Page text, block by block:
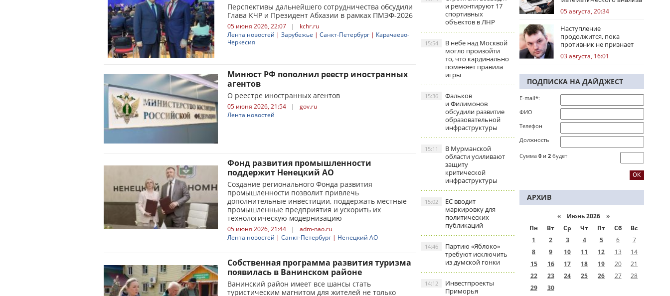
Перспективы дальнейшего сотрудничества обсудили
Глава КЧР и Президент Абхазии в рамках ПМЭФ-2026
05 июня 2026, 22:07 |
kchr.ru
Лента новостей | Зарубежье | Санкт-Петербург | Карачаево-
Черкесия
Минюст РФ пополнил реестр иностранных
агентов
О реестре иностранных агентов
05 июня 2026, 21:54 |
gov.ru
Лента новостей
Фонд развития промышленности
поддержит Ненецкий АО
Создание регионального Фонда развития
промышленности позволит привлечь
дополнительные инвестиции, поддержать местные
промышленные предприятия и ускорить их
технологическую модернизацию
05 июня 2026, 21:44 |
adm-nao.ru
Лента новостей | Санкт-Петербург | Ненецкий АО
Собственная программа развития туризма
появилась в Ванинском районе
Ванинский район имеет все шансы стать
туристическим магнитом для жителей не только
и ремонтируют 17
спортивных
объектов в ЛНР
В небе над Москвой
могло произойти
то, что кардинально
поменяет правила
игры
15:54
Фальков
и Филимонов
обсудили развитие
образовательной
инфраструктуры
15:36
В Мурманской
области усиливают
защиту
критической
инфраструктуры
15:11
ЕС вводит
маркировку для
политических
публикаций
15:02
Партию «Яблоко»
требуют исключить
из думской гонки
14:46
Инвестпроекты
Приморья
14:12
избирательных кампаний
05 августа, 20:34
Наступление
продолжится, пока
противник не признает
стратегическое
поражение
03 августа, 16:01
ПОДПИСКА НА ДАЙДЖЕСТ
E-mail*:
ФИО
Телефон
Должность
Сумма 0 и 2 будет
АРХИВ
« Июнь 2026 »
Пн
Вт Ср Чт Пт Сб
Вс
1
2 3 4 5 6
7
8
9 10 11 12 13
14
15
16 17 18 19 20
21
22
23 24 25 26 27
28
29
30